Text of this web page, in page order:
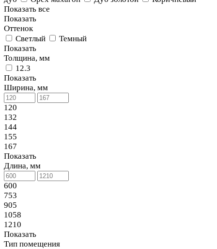
Показать все
Показать
Оттенок
Светлый
Темный
Показать
Толщина, мм
12.3
Показать
Ширина, мм
120
132
144
155
167
Показать
Длина, мм
600
753
905
1058
1210
Показать
Тип помещения